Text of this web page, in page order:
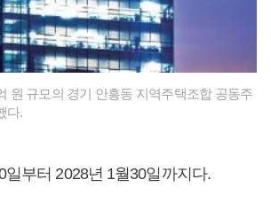
원 규모의 경기 안흥동 지역주택조합 공동주
다.
일부터 2028년 1월30일까지다.